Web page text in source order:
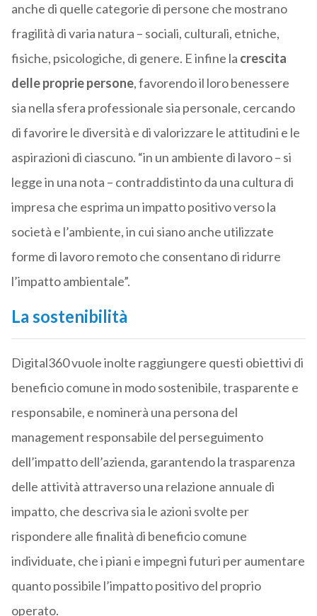
anche di quelle categorie di persone che mostrano
fragilità di varia natura – sociali, culturali, etniche,
fisiche, psicologiche, di genere. E infine la crescita
delle proprie persone, favorendo il loro benessere
sia nella sfera professionale sia personale, cercando
di favorire le diversità e di valorizzare le attitudini e le
aspirazioni di ciascuno. “in un ambiente di lavoro – si
legge in una nota – contraddistinto da una cultura di
impresa che esprima un impatto positivo verso la
società e l’ambiente, in cui siano anche utilizzate
forme di lavoro remoto che consentano di ridurre
l’impatto ambientale”.
La sostenibilità
Digital360 vuole inolte raggiungere questi obiettivi di
beneficio comune in modo sostenibile, trasparente e
responsabile, e nominerà una persona del
management responsabile del perseguimento
dell’impatto dell’azienda, garantendo la trasparenza
delle attività attraverso una relazione annuale di
impatto, che descriva sia le azioni svolte per
rispondere alle finalità di beneficio comune
individuate, che i piani e impegni futuri per aumentare
quanto possibile l’impatto positivo del proprio
operato.